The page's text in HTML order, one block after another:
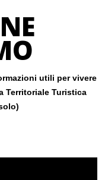
utili per vivere
Territoriale Turistica